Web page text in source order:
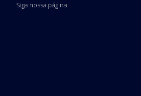
Siga nossa página